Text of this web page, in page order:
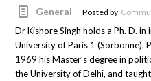
General Posted by
Dr Kishore Singh holds a Ph. D.
University of Paris 1 (Sorbonne).
1969 his Master’s degree in
the University of Delhi, and